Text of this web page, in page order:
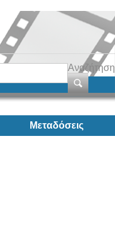
Αναζήτηση
Μεταδόσεις